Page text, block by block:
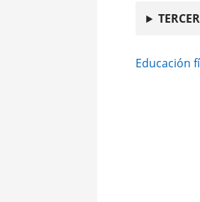
Educación